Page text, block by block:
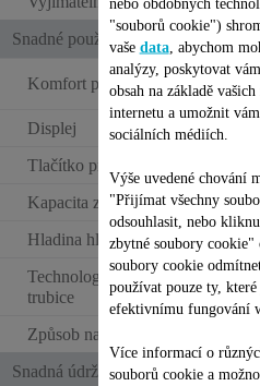
Snadné použití
Komfort při používání
Displej
Tlačítko pro zvýšení výkonu
Kapacita zásobníku na prach
Hladina hluku
Technologie Flex – Skládací
trubice
Způsob nabíjení
Snadná údržba
"souborů cookie")
vaše data, abychom
analýzy, poskytovat
obsah na základě
internetu a umožnit
sociálních médiích.
Výše uvedené chování
"Přijímat všechny
odsouhlasit, nebo
zbytné soubory
soubory cookie
používat pouze ty,
efektivnímu fungování
Více informací o
souborů cookie a